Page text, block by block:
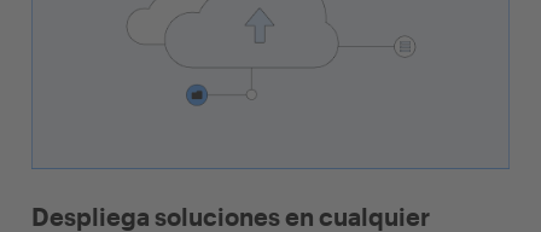
Despliega soluciones en cualquier